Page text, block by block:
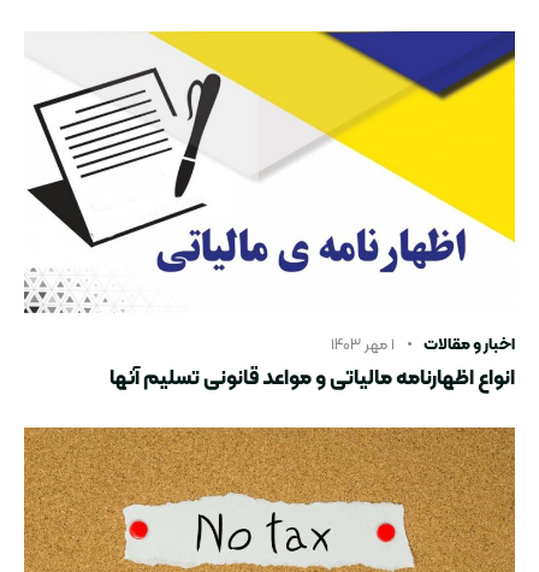
اخبار و مقالات ۱ مهر ۱۴۰۳
انواع اظهارنامه مالیاتی و مواعد قانونی تسلیم آنها